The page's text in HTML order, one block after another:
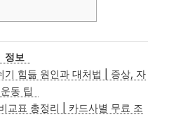
카
고
정보
기 힘듦 원인과 대처법 | 증상, 자
동 팁
교표 총정리 | 카드사별 무료 조